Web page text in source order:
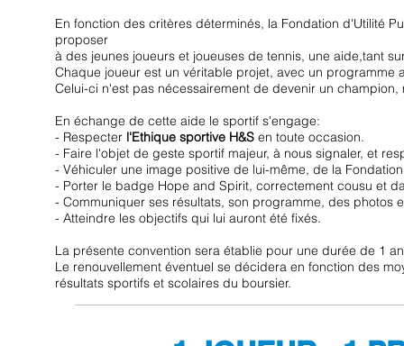
En fonction des critères déterminés, la Fondation d'Utilité
proposer
à des jeunes joueurs et joueuses de tennis, une aide,tant
Chaque joueur est un véritable projet, avec un programme
Celui-ci n'est pas nécessairement de devenir un
En échange de cette aide le sportif s'engage:
- Respecter l'Ethique sportive H&S en toute occasion.
- Faire l'objet de geste sportif majeur, à nous signaler, et
- Véhiculer une image positive de lui-même, de la
- Porter le badge Hope and Spirit, correctement cousu et
- Communiquer ses résultats, son programme, des photos
- Atteindre les objectifs qui lui auront été fixés.
La présente convention sera établie pour une durée de 1
Le renouvellement éventuel se décidera en fonction des
résultats sportifs et scolaires du boursier.